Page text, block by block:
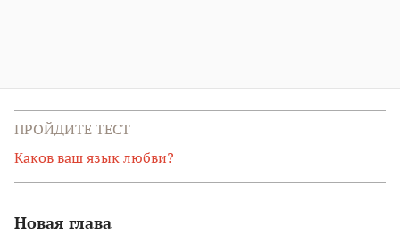
ПРОЙДИТЕ ТЕСТ
Каков ваш язык любви?
Новая глава